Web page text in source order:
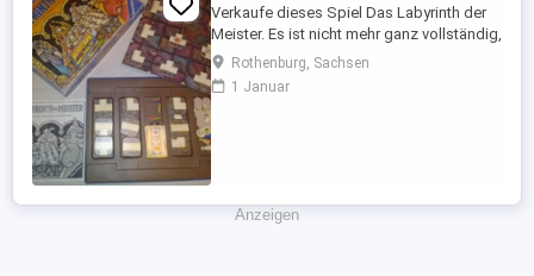
Verkaufe dieses Spiel Das Labyrinth der
Meister. Es ist nicht mehr ganz vollständig,
ansonsten ist es in einem gebrauchten
aber guten Zustand. Versand gegen
Aufpreis möglich. Privatverkauf, keine
Rothenburg, Sachsen
1 Januar
Anzeigen